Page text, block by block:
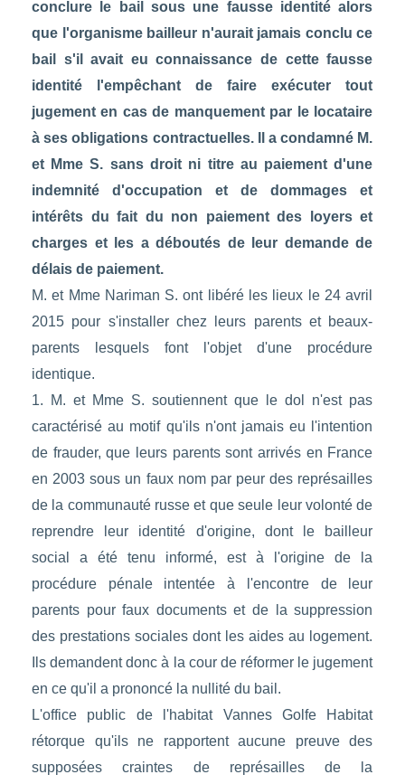
conclure le bail sous une fausse identité alors
que l'organisme bailleur n'aurait jamais conclu ce
bail s'il avait eu connaissance de cette fausse
identité l'empêchant de faire exécuter tout
jugement en cas de manquement par le locataire
à ses obligations contractuelles. Il a condamné M.
et Mme S. sans droit ni titre au paiement d'une
indemnité d'occupation et de dommages et
intérêts du fait du non paiement des loyers et
charges et les a déboutés de leur demande de
délais de paiement.
M. et Mme Nariman S. ont libéré les lieux le 24 avril
2015 pour s'installer chez leurs parents et beaux-
parents lesquels font l'objet d'une procédure
identique.
1. M. et Mme S. soutiennent que le dol n'est pas
caractérisé au motif qu'ils n'ont jamais eu l'intention
de frauder, que leurs parents sont arrivés en France
en 2003 sous un faux nom par peur des représailles
de la communauté russe et que seule leur volonté de
reprendre leur identité d'origine, dont le bailleur
social a été tenu informé, est à l'origine de la
procédure pénale intentée à l'encontre de leur
parents pour faux documents et de la suppression
des prestations sociales dont les aides au logement.
Ils demandent donc à la cour de réformer le jugement
en ce qu'il a prononcé la nullité du bail.
L'office public de l'habitat Vannes Golfe Habitat
rétorque qu'ils ne rapportent aucune preuve des
supposées craintes de représailles de la